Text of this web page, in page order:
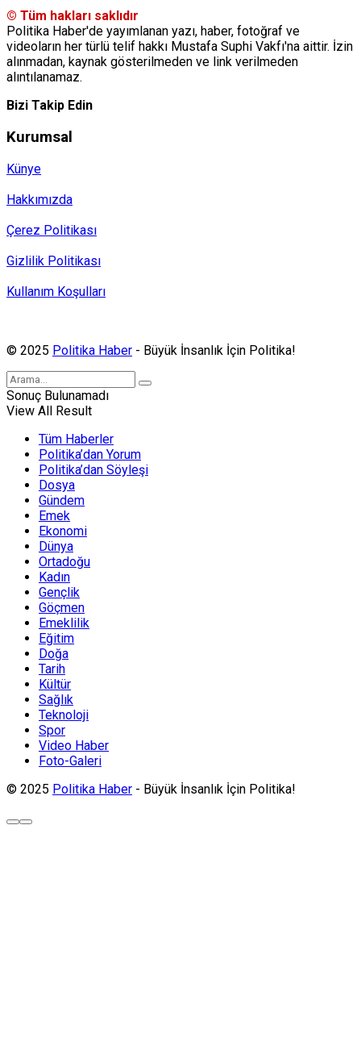
© Tüm hakları saklıdır
Politika Haber'de yayımlanan yazı, haber, fotoğraf ve
videoların her türlü telif hakkı Mustafa Suphi Vakfı'na aittir. İzin
alınmadan, kaynak gösterilmeden ve link verilmeden
alıntılanamaz.
Bizi Takip Edin
Kurumsal
Künye
Hakkımızda
Çerez Politikası
Gizlilik Politikası
Kullanım Koşulları
© 2025 Politika Haber - Büyük İnsanlık İçin Politika!
Sonuç Bulunamadı
View All Result
Tüm Haberler
Politika’dan Yorum
Politika’dan Söyleşi
Dosya
Gündem
Emek
Ekonomi
Dünya
Ortadoğu
Kadın
Gençlik
Göçmen
Emeklilik
Eğitim
Doğa
Tarih
Kültür
Sağlık
Teknoloji
Spor
Video Haber
Foto-Galeri
© 2025 Politika Haber - Büyük İnsanlık İçin Politika!